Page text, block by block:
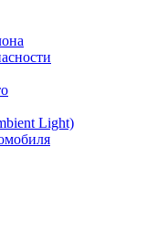
Light)